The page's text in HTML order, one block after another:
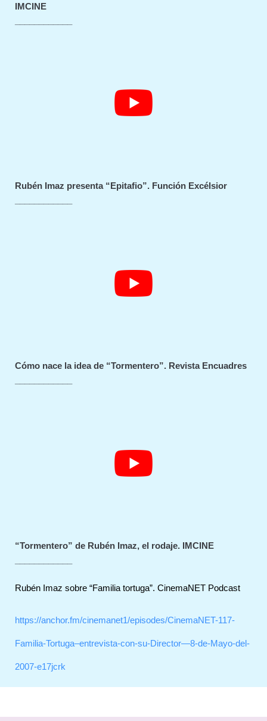
IMCINE
Rubén Imaz presenta “Epitafio”. Función Excélsior
Cómo nace la idea de “Tormentero”. Revista Encuadres
“Tormentero” de Rubén Imaz, el rodaje. IMCINE
Rubén Imaz sobre “Familia tortuga”. CinemaNET Podcast
https://anchor.fm/cinemanet1/episodes/CinemaNET-117-
Familia-Tortuga–entrevista-con-su-Director—8-de-Mayo-del-
2007-e17jcrk